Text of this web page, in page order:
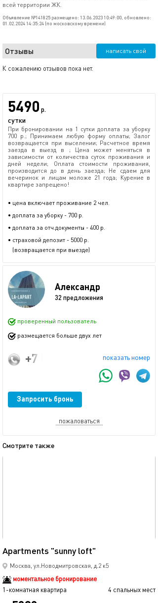
всей территории ЖК.
Объявление №141825 размещено: 13.06.2023 10:49:00, обновлено:
01.02.2024 14:35:24 (по московскому времени)
Отзывы написать свой
К сожалению отзывов пока нет.
5490 р.
сутки
При бронировании на 1 сутки доплата за уборку
700 р.; Принимаем любую форму оплаты; Залог
возвращается при выселении; Расчетное время
заезда в выезд в ; Цена может меняться в
зависимости от количества суток проживания и
дней недели; Оплата стоимости проживания,
производится до в день заезда; Не сдаем для
вечеринок и лицам моложе 21 года; Курение в
квартире запрещено!
• цена включает проживание 2 чел.
• доплата за уборку - 700 р.
• доплата за отч.документы - 400 р.
• страховой депозит - 5000 р.
(возвращается при выезде)
Александр
32 предложения
проверенный пользователь
размещается больше двух лет
показать номер
+7 (925) 069-62-36
Запросить бронь
пожаловаться
Смотрите также
Apartments "sunny loft"
Москва, ул.Новодмитровская, д.2 к5
моментальное бронирование
1-комнатная квартира
4 спальных мест